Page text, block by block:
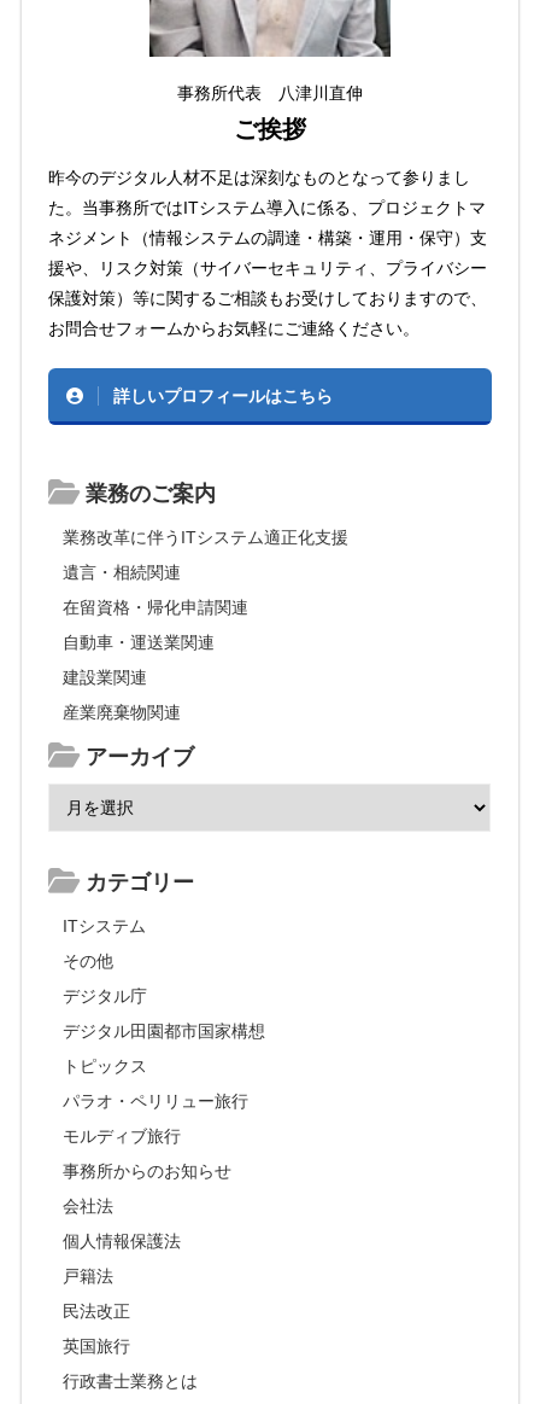
事務所代表 八津川直伸
ご挨拶
昨今のデジタル人材不足は深刻なものとなって参りまし
た。当事務所ではITシステム導入に係る、プロジェクトマ
ネジメント（情報システムの調達・構築・運用・保守）支
援や、リスク対策（サイバーセキュリティ、プライバシー
保護対策）等に関するご相談もお受けしておりますので、
お問合せフォームからお気軽にご連絡ください。
詳しいプロフィールはこちら
業務のご案内
業務改革に伴うITシステム適正化支援
遺言・相続関連
在留資格・帰化申請関連
自動車・運送業関連
建設業関連
産業廃棄物関連
アーカイブ
カテゴリー
ITシステム
その他
デジタル庁
デジタル田園都市国家構想
トピックス
パラオ・ペリリュー旅行
モルディブ旅行
事務所からのお知らせ
会社法
個人情報保護法
戸籍法
民法改正
英国旅行
行政書士業務とは